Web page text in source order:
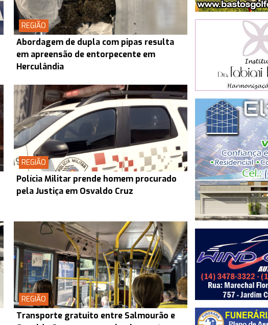
REGIÃO
Abordagem de dupla com pipas resulta
em apreensão de entorpecente em
Herculândia
REGIÃO
Polícia Militar prende homem procurado
pela Justiça em Osvaldo Cruz
REGIÃO
Transporte gratuito entre Salmourão e